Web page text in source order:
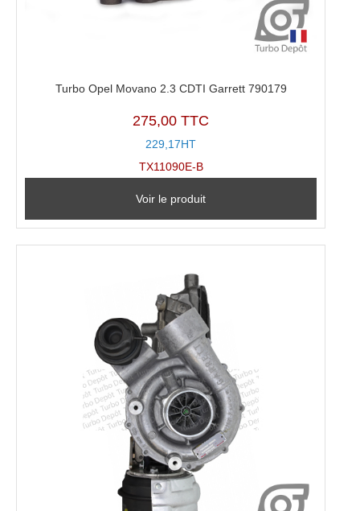
Turbo Opel Movano 2.3 CDTI Garrett 790179
275,00 TTC
229,17HT
TX11090E-B
Voir le produit